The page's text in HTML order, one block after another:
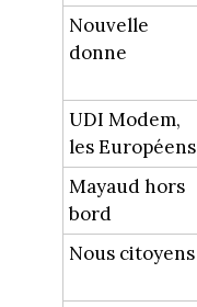
Nouvelle
donne
UDI Modem,
les Européens
Mayaud hors
bord
Nous citoyens